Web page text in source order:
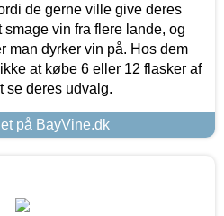
de gerne ville give deres
vin fra flere lande, og
man dyrker vin på. Hos dem
at købe 6 eller 12 flasker af
se deres udvalg.
på BayVine.dk